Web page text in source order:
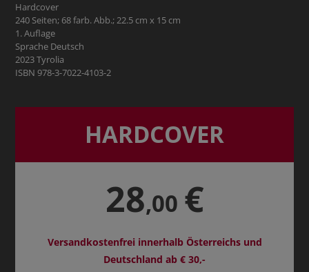
Hardcover
240 Seiten; 68 farb. Abb.; 22.5 cm x 15 cm
1. Auflage
Sprache Deutsch
2023 Tyrolia
ISBN 978-3-7022-4103-2
HARDCOVER
28,00 €
Versandkostenfrei innerhalb Österreichs und
Deutschland ab € 30,-